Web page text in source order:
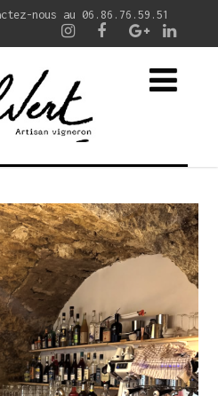
nous au 06.86.76.59.51